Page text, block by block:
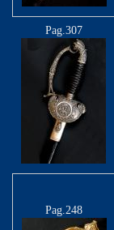
Pag.307
Pag.248